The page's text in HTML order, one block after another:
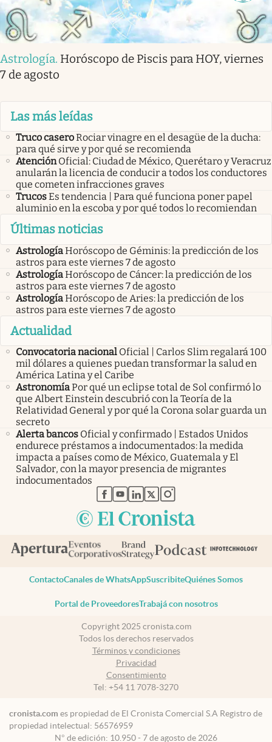
Astrología. Horóscopo de Piscis para HOY, viernes
7 de agosto
Las más leídas
Truco caseroRociar vinagre en el desagüe de la ducha:
para qué sirve y por qué se recomienda
Atención Oficial: Ciudad de México, Querétaro y Veracruz
anularán la licencia de conducir a todos los conductores
que cometen infracciones graves
TrucosEs tendencia | Para qué funciona poner papel
aluminio en la escoba y por qué todos lo recomiendan
Últimas noticias
AstrologíaHoróscopo de Géminis: la predicción de los
astros para este viernes 7 de agosto
AstrologíaHoróscopo de Cáncer: la predicción de los
astros para este viernes 7 de agosto
AstrologíaHoróscopo de Aries: la predicción de los
astros para este viernes 7 de agosto
Actualidad
Convocatoria nacional Oficial | Carlos Slim regalará 100
mil dólares a quienes puedan transformar la salud en
América Latina y el Caribe
AstronomíaPor qué un eclipse total de Sol confirmó lo
que Albert Einstein descubrió con la Teoría de la
Relatividad General y por qué la Corona solar guarda un
secreto
Alerta bancos Oficial y confirmado | Estados Unidos
endurece préstamos a indocumentados: la medida
impacta a países como de México, Guatemala y El
Salvador, con la mayor presencia de migrantes
indocumentados
abre en nueva pestaña
abre en nueva pestaña
abre en nueva pestaña
abre en nueva pestaña
abre en nueva pestaña
ContactoCanales de WhatsAppSuscribiteQuiénes Somos
Portal de ProveedoresTrabajá con nosotros
Copyright 2025 cronista.com
Todos los derechos reservados
Términos y condiciones
Privacidad
Consentimiento
Tel: +54 11 7078-3270
cronista.com es propiedad de El Cronista Comercial S.A Registro de
propiedad intelectual: 56576959
N° de edición: 10.950 - 7 de agosto de 2026